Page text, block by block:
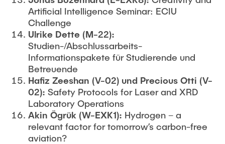
Artificial Intelligence Seminar: ECIU
Challenge
Ulrike Dette (M-22):
Studien-/Abschlussarbeits-
Informationspakete für Studierende und
Betreuende
Hafiz Zeeshan (V-02) und Precious Otti (V-
02): Safety Protocols for Laser and XRD
Laboratory Operations
Akin Ögrük (W-EXK1): Hydrogen – a
relevant factor for tomorrow’s carbon-free
aviation?